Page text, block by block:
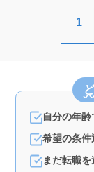
1
自分の年
希望の条
まだ転職